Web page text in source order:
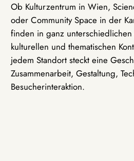
Ob Kulturzentrum in Wien,
oder Community Space in der
finden in ganz
kulturellen und thematischen
jedem Standort steckt eine
Zusammenarbeit, Gestaltung,
Besucherinteraktion.